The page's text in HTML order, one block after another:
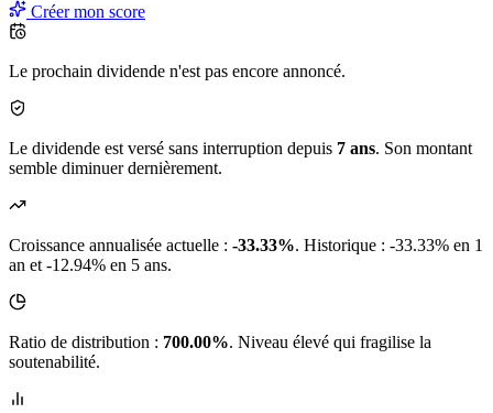
Créer mon score
Le prochain dividende n'est pas encore annoncé.
Le dividende est versé sans interruption depuis 7 ans. Son montant
semble diminuer dernièrement.
Croissance annualisée actuelle : -33.33%. Historique : -33.33% en 1
an et -12.94% en 5 ans.
Ratio de distribution : 700.00%. Niveau élevé qui fragilise la
soutenabilité.